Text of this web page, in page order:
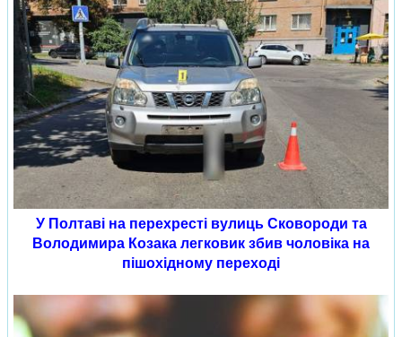
У Полтаві на перехресті вулиць Сковороди та
Володимира Козака легковик збив чоловіка на
пішохідному переході